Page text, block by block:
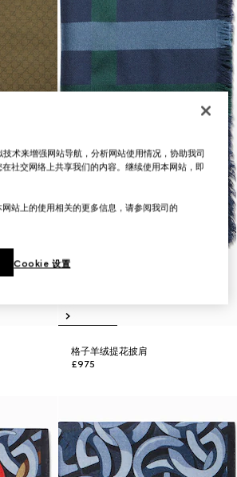
格子羊绒提花披肩
£975
术来增强网站导航，分析网站使用情况，协助我司
社交网络上共享我们的内容。继续使用本网站，即
站上的使用相关的更多信息，请参阅我司的
Cookie 设置